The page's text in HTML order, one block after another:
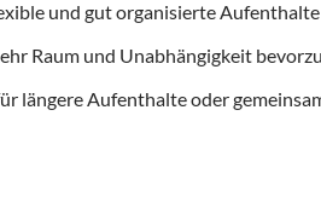
und gut organisierte Aufenthalte
Raum und Unabhängigkeit
längere Aufenthalte oder